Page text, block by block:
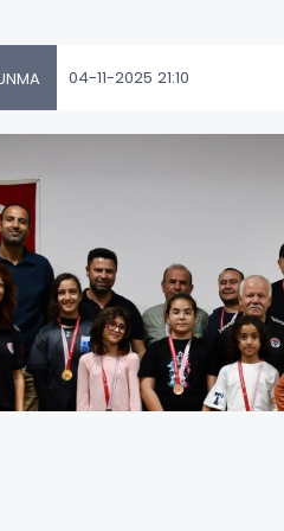
04-11-2025 21:10